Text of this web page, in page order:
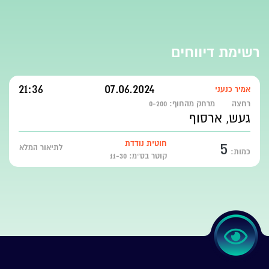
רשימת דיווחים
אמיר כנעני 07.06.2024
21:36
רחצה מרחק מהחוף: 0-200
געש, ארסוף
כמות: 5
חוטית נודדת
קוטר בס״מ: 11-30
לתיאור המלא